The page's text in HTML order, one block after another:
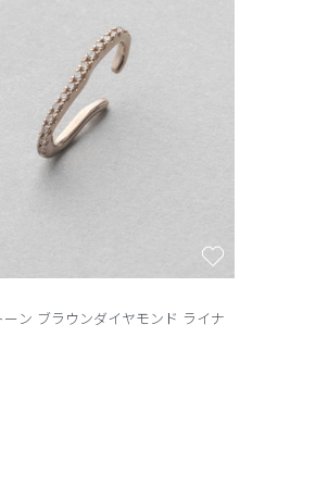
ーン ブラウンダイヤモンド ライナ